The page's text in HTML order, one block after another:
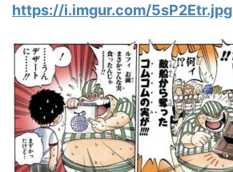
https://i.imgur.com/5sP2Etr.jpg